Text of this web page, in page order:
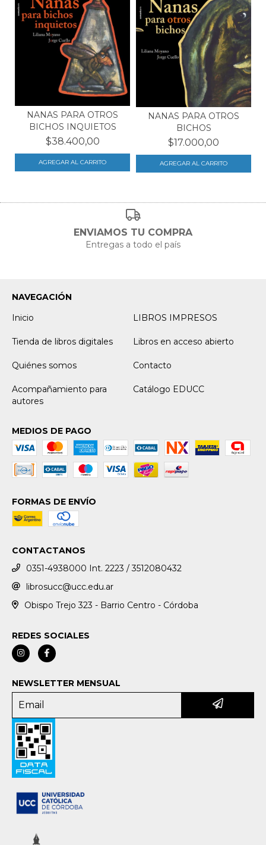
NANAS PARA OTROS
BICHOS INQUIETOS
$38.400,00
NANAS PARA OTROS
BICHOS
$17.000,00
ENVIAMOS TU COMPRA
Entregas a todo el país
NAVEGACIÓN
Inicio
LIBROS IMPRESOS
Tienda de libros digitales Libros en acceso abierto
Quiénes somos Contacto
Acompañamiento para
autores
Catálogo EDUCC
MEDIOS DE PAGO
FORMAS DE ENVÍO
CONTACTANOS
0351-4938000 Int. 2223 / 3512080432
librosucc@ucc.edu.ar
Obispo Trejo 323 - Barrio Centro - Córdoba
REDES SOCIALES
NEWSLETTER MENSUAL